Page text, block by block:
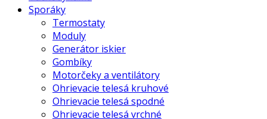
Sporáky
Termostaty
Moduly
Generátor iskier
Gombíky
Motorčeky a ventilátory
Ohrievacie telesá kruhové
Ohrievacie telesá spodné
Ohrievacie telesá vrchné